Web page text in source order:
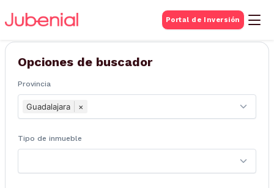
Portal de Inversión
BUSQUEDA DE
Inmuebles
Opciones de buscador
Provincia
Guadalajara ×
Tipo de inmueble